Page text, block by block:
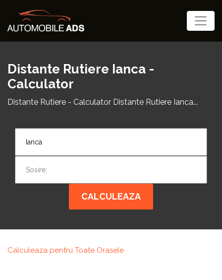
Distante Rutiere Ianca -
Calculator
Distante Rutiere - Calculator Distante Rutiere Ianca...
CALCULEAZA
Calculeaza pentru Toate Orasele